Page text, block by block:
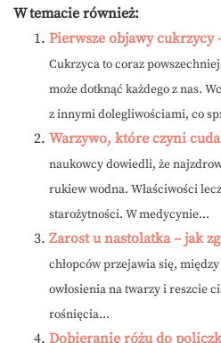
W temacie również:
Pierwsze objawy cukrzycy
Cukrzyca to coraz
może dotknąć każdego z nas.
z innymi dolegliwościami, co
Warzywo, które czyni
naukowcy dowiedli, że
rukiew wodna. Właściwości
starożytności. W medycynie...
Zarost u nastolatka – jak
chłopców przejawia się,
owłosienia na twarzy i reszcie
rośnięcia...
Dobieranie różu do